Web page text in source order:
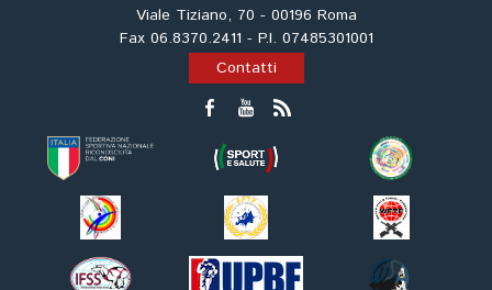
Viale Tiziano, 70 - 00196 Roma
Fax 06.8370.2411 - P.I. 07485301001
Contatti